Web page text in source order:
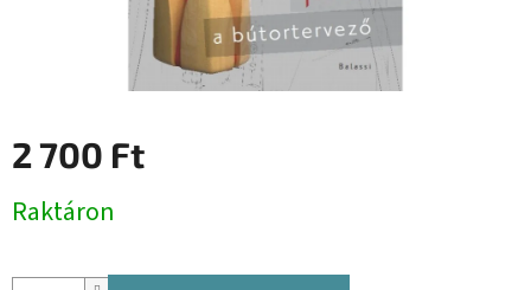
2 700 Ft
Raktáron